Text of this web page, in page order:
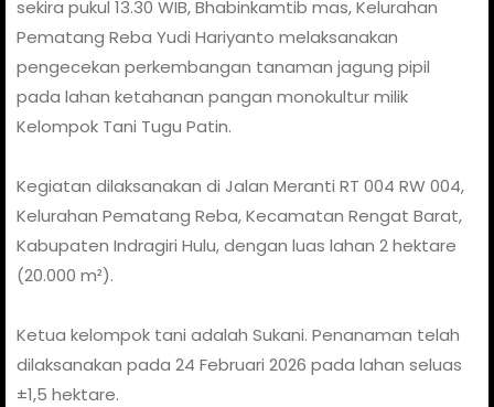
sekira pukul 13.30 WIB, Bhabinkamtib mas, Kelurahan
Pematang Reba Yudi Hariyanto melaksanakan
pengecekan perkembangan tanaman jagung pipil
pada lahan ketahanan pangan monokultur milik
Kelompok Tani Tugu Patin.
Kegiatan dilaksanakan di Jalan Meranti RT 004 RW 004,
Kelurahan Pematang Reba, Kecamatan Rengat Barat,
Kabupaten Indragiri Hulu, dengan luas lahan 2 hektare
(20.000 m²).
Ketua kelompok tani adalah Sukani. Penanaman telah
dilaksanakan pada 24 Februari 2026 pada lahan seluas
±1,5 hektare.